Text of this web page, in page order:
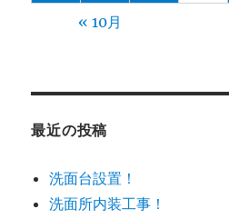
« 10月
最近の投稿
洗面台設置！
洗面所内装工事！